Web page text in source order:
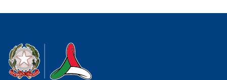
Dipartimento della Protezione Civile